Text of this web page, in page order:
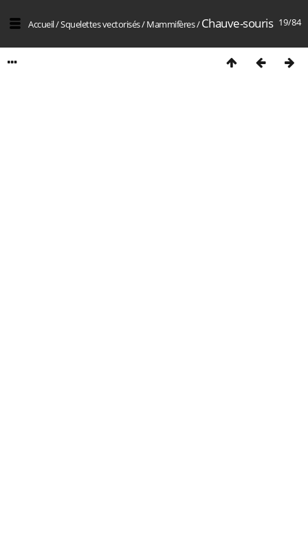
19/84
Accueil/Squelettes vectorisés/Mammifères/Chauve-souris